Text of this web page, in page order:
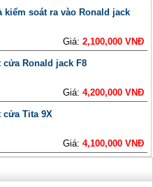
kiểm soát ra vào Ronald jack
Giá:2,100,000 VNĐ
cửa Ronald jack F8
Giá:4,200,000 VNĐ
cửa Tita 9X
Giá:4,100,000 VNĐ